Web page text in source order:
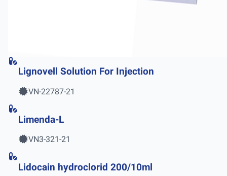
Lignovell Solution For Injection
VN-22787-21
Limenda-L
VN3-321-21
Lidocain hydroclorid 200/10ml